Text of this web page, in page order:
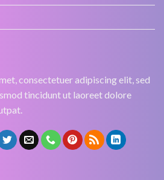
consectetuer adipiscing elit, sed
tincidunt ut laoreet dolore